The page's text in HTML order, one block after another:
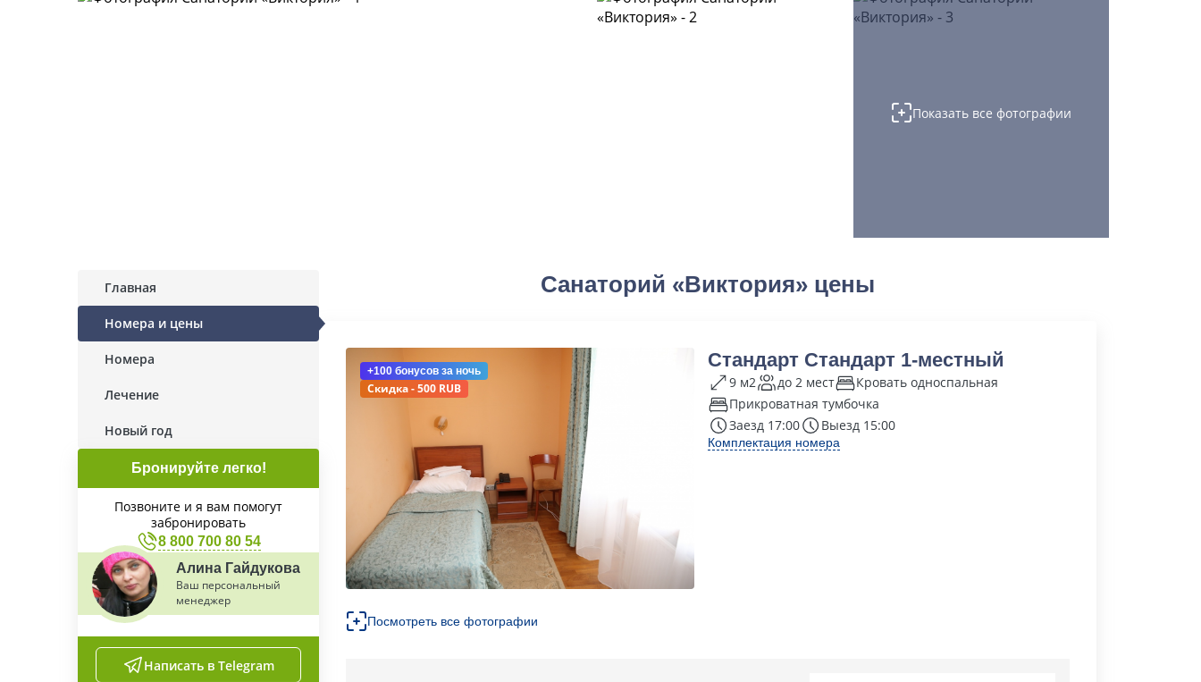
Показать все фотографии
Главная
Номера и цены
Номера
Лечение
Новый год
Бронируйте легко!
Позвоните и я вам помогут
забронировать
8 800 700 80 54
Алина Гайдукова
Ваш персональный
менеджер
Написать в Telegram
Санаторий «Виктория» цены
+100 бонусов за ночь
Скидка - 500 RUB
Посмотреть все фотографии
Стандарт Стандарт 1-местный
9 м2 до 2 мест
Кровать односпальная
Прикроватная тумбочка
Заезд 17:00
Выезд 15:00
Комплектация номера